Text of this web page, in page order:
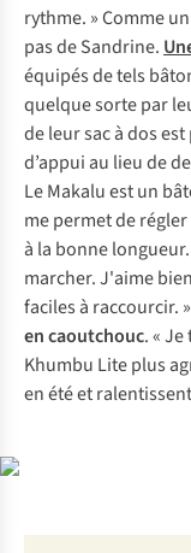
rythme. » Comme
pas de Sandrine.
équipés de tels
quelque sorte par
de leur sac à dos
d’appui au lieu de
Le Makalu est un
me permet de
à la bonne
marcher. J'aime
faciles à raccourcir.
en caoutchouc. «
Khumbu Lite plus
en été et